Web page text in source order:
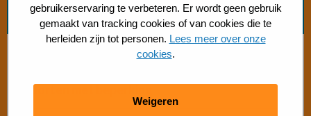
gebruikerservaring te verbeteren. Er wordt geen gebruik
gemaakt van tracking cookies of van cookies die te
herleiden zijn tot personen. Lees meer over onze
cookies.
Weigeren
Zoek beweegvorm
Bosch beweegaanbod
Sporten met beperking